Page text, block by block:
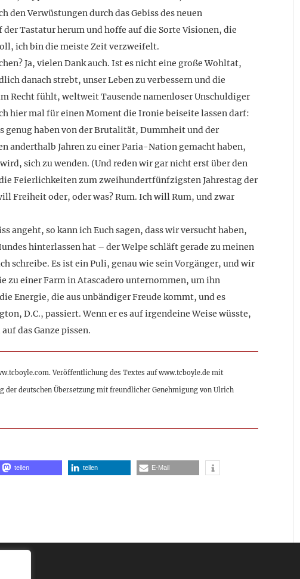
den Verwüstungen durch das Gebiss des neuen
Tastatur herum und hoffe auf die Sorte Visionen, die
ich bin die meiste Zeit verzweifelt.
Ja, vielen Dank auch. Ist es nicht eine große Wohltat,
danach strebt, unser Leben zu verbessern und die
Recht fühlt, weltweit Tausende namenloser Unschuldiger
hier mal für einen Moment die Ironie beiseite lassen darf:
genug haben von der Brutalität, Dummheit und der
anderthalb Jahren zu einer Paria-Nation gemacht haben,
sich zu wenden. (Und reden wir gar nicht erst über den
Feierlichkeiten zum zweihundertfünfzigsten Jahrestag der
Freiheit oder, oder was? Rum. Ich will Rum, und zwar
angeht, so kann ich Euch sagen, dass wir versucht haben,
hinterlassen hat – der Welpe schläft gerade zu meinen
schreibe. Es ist ein Puli, genau wie sein Vorgänger, und wir
zu einer Farm in Atascadero unternommen, um ihn
Energie, die aus unbändiger Freude kommt, und es
D.C., passiert. Wenn er es auf irgendeine Weise wüsste,
das Ganze pissen.
Veröffentlichung des Textes auf www.tcboyle.de mit
der deutschen Übersetzung mit freundlicher Genehmigung von Ulrich
teilen teilen E-Mail